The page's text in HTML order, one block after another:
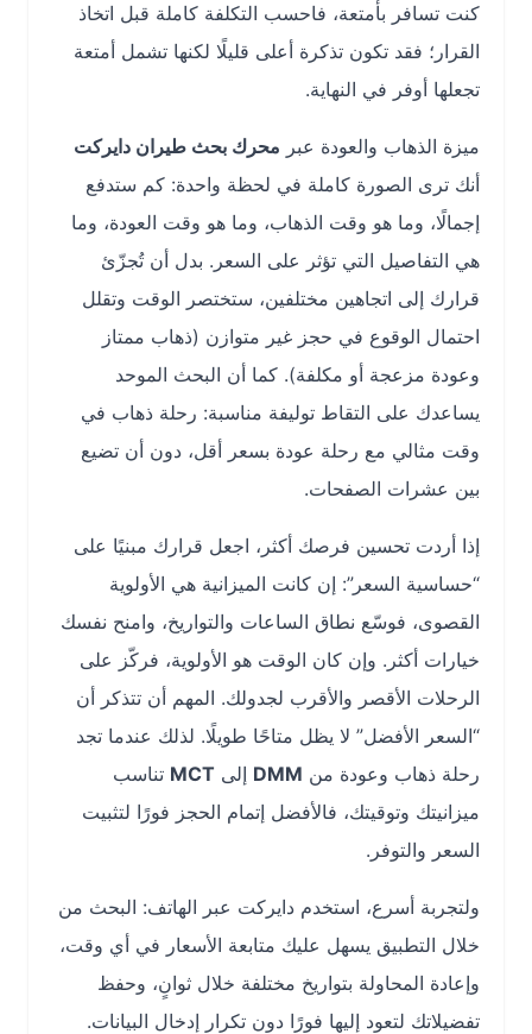
كنت تسافر بأمتعة، فاحسب التكلفة كاملة قبل اتخاذ
القرار؛ فقد تكون تذكرة أعلى قليلًا لكنها تشمل أمتعة
تجعلها أوفر في النهاية.
ميزة الذهاب والعودة عبرمحرك بحث طيران دايركت
أنك ترى الصورة كاملة في لحظة واحدة: كم ستدفع
إجمالًا، وما هو وقت الذهاب، وما هو وقت العودة، وما
هي التفاصيل التي تؤثر على السعر. بدل أن تُجزّئ
قرارك إلى اتجاهين مختلفين، ستختصر الوقت وتقلل
احتمال الوقوع في حجز غير متوازن (ذهاب ممتاز
وعودة مزعجة أو مكلفة). كما أن البحث الموحد
يساعدك على التقاط توليفة مناسبة: رحلة ذهاب في
وقت مثالي مع رحلة عودة بسعر أقل، دون أن تضيع
بين عشرات الصفحات.
إذا أردت تحسين فرصك أكثر، اجعل قرارك مبنيًا على
“حساسية السعر”: إن كانت الميزانية هي الأولوية
القصوى، فوسّع نطاق الساعات والتواريخ، وامنح نفسك
خيارات أكثر. وإن كان الوقت هو الأولوية، فركّز على
الرحلات الأقصر والأقرب لجدولك. المهم أن تتذكر أن
“السعر الأفضل” لا يظل متاحًا طويلًا. لذلك عندما تجد
رحلة ذهاب وعودة منDMMإلىMCT تناسب
ميزانيتك وتوقيتك، فالأفضل إتمام الحجز فورًا لتثبيت
السعر والتوفر.
ولتجربة أسرع، استخدم دايركت عبر الهاتف: البحث من
خلال التطبيق يسهل عليك متابعة الأسعار في أي وقت،
وإعادة المحاولة بتواريخ مختلفة خلال ثوانٍ، وحفظ
تفضيلاتك لتعود إليها فورًا دون تكرار إدخال البيانات.